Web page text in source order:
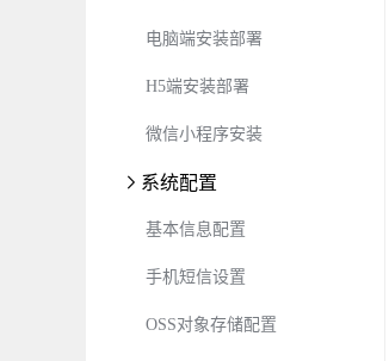
电脑端安装部署
H5端安装部署
微信小程序安装
系统配置
基本信息配置
手机短信设置
OSS对象存储配置